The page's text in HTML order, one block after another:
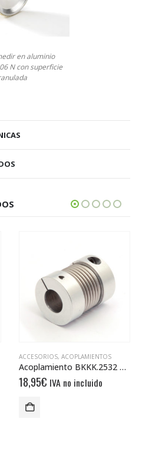
en aluminio
N con superficie
ACCESORIOS, ACOPLAMIENTOS
Acoplamiento BKKK.2532 12/12
18,95€ IVA no incluido